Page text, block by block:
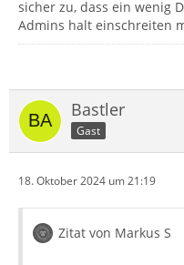
sicher zu, dass ein wenig
Admins halt einschreiten
Bastler
Gast
18. Oktober 2024 um 21:19
Zitat von Markus S